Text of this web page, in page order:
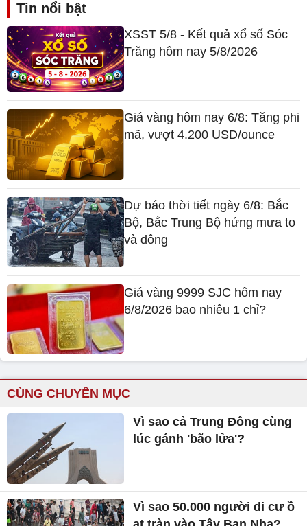
Tin nổi bật
XSST 5/8 - Kết quả xổ số Sóc
Trăng hôm nay 5/8/2026
Giá vàng hôm nay 6/8: Tăng phi
mã, vượt 4.200 USD/ounce
Dự báo thời tiết ngày 6/8: Bắc
Bộ, Bắc Trung Bộ hứng mưa to
và dông
Giá vàng 9999 SJC hôm nay
6/8/2026 bao nhiêu 1 chỉ?
CÙNG CHUYÊN MỤC
Vì sao cả Trung Đông cùng
lúc gánh 'bão lửa'?
Vì sao 50.000 người di cư ồ